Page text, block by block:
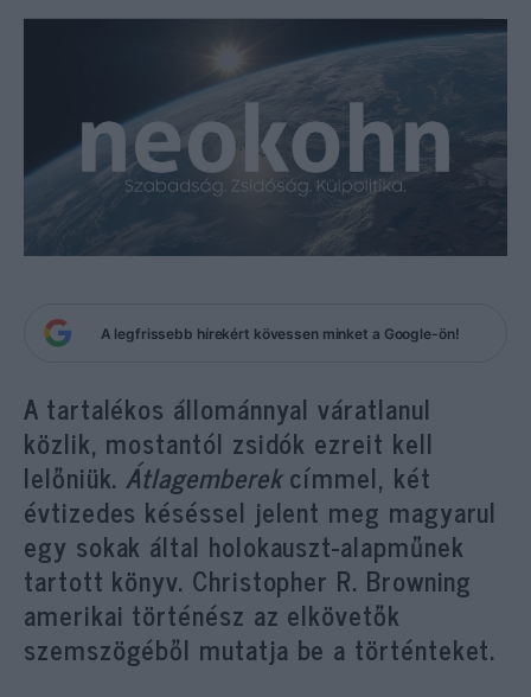
A legfrissebb hírekért kövessen minket a Google-ön!
A tartalékos állománnyal váratlanul
közlik, mostantól zsidók ezreit kell
lelőniük.Átlagemberekcímmel, két
évtizedes késéssel jelent meg magyarul
egy sokak által holokauszt-alapműnek
tartott könyv. Christopher R. Browning
amerikai történész az elkövetők
szemszögéből mutatja be a történteket.